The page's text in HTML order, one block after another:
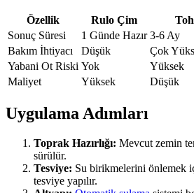
Özellik Rulo Çim
Sonuç Süresi
1 Günde Hazır 3-6 Ay
Bakım İhtiyacı
Düşük
Çok
Yabani Ot Riski Yok
Yüksek
Maliyet
Yüksek Düşük
Uygulama Adımları
Toprak Hazırlığı: Mevcut zemin
sürülür.
Tesviye: Su birikmelerini önlemek
tesviye yapılır.